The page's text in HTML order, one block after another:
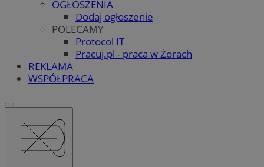
OGŁOSZENIA
Dodaj ogłoszenie
POLECAMY
Protocol IT
Pracuj.pl - praca w Żorach
REKLAMA
WSPÓŁPRACA